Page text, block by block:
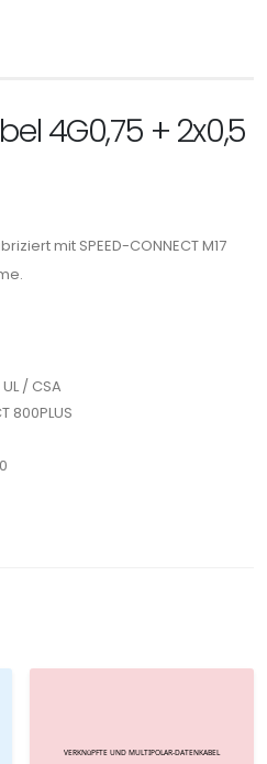
4G0,75 + 2x0,5
mit SPEED-CONNECT M17
/ CSA
800PLUS